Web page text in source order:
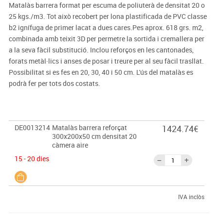
Matalàs barrera format per escuma de poliuterà de densitat 20 o
25 kgs./m3. Tot això recobert per lona plastificada de PVC classe
b2 ignífuga de primer lacat a dues cares.Pes aprox. 618 grs. m2,
combinada amb teixit 3D per permetre la sortida i cremallera per
a la seva fàcil substitució. Inclou reforços en les cantonades,
forats metàl·lics i anses de posar i treure per al seu fàcil trasllat.
Possibilitat si es fes en 20, 30, 40 i 50 cm. L'ús del matalàs es
podrà fer per tots dos costats.
DE0013214 Matalàs barrera reforçat
300x200x50 cm densitat 20
càmera aire
15 - 20 dies
1424.74€
IVA inclòs